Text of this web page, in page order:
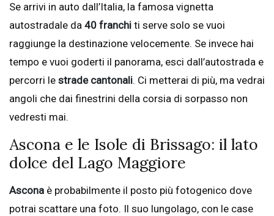
Se arrivi in auto dall’Italia, la famosa vignetta
autostradale da 40 franchi ti serve solo se vuoi
raggiunge la destinazione velocemente. Se invece hai
tempo e vuoi goderti il panorama, esci dall’autostrada e
percorri le strade cantonali. Ci metterai di più, ma vedrai
angoli che dai finestrini della corsia di sorpasso non
vedresti mai.
Ascona e le Isole di Brissago: il lato
dolce del Lago Maggiore
Ascona è probabilmente il posto più fotogenico dove
potrai scattare una foto. Il suo lungolago, con le case